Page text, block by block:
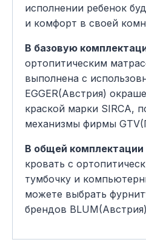
исполнении ребенок
и комфорт в своей
В базовую
ортопитическим
выполнена с
EGGER(Австрия)
краской марки SIRCA,
механизмы фирмы
В общей комплектации
кровать с
тумбочку и
можете выбрать
брендов